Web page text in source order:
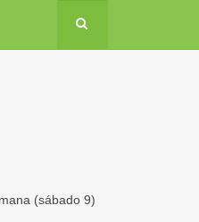
(sábado 9)